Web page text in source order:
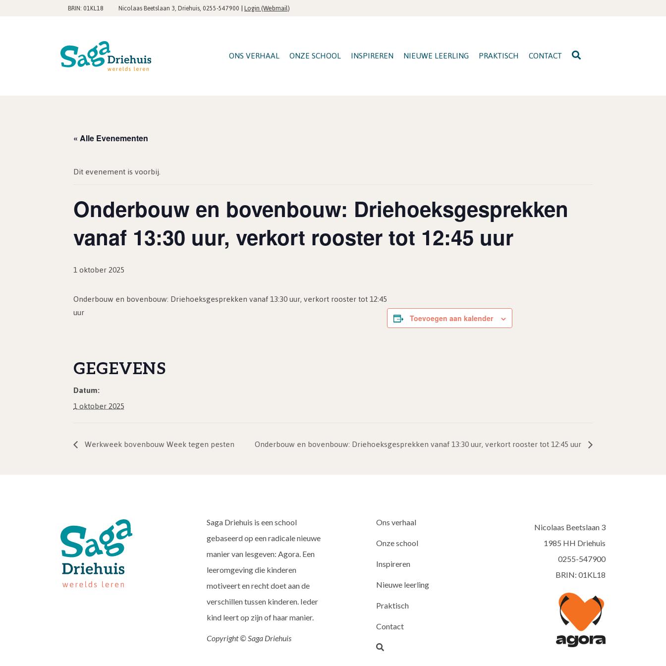
BRIN: 01KL18 Nicolaas Beetslaan 3, Driehuis, 0255-547900 |Login (Webmail)
ONS VERHAAL ONZE SCHOOL INSPIREREN NIEUWE LEERLING PRAKTISCH CONTACT
« Alle Evenementen
Dit evenement is voorbij.
Onderbouw en bovenbouw: Driehoeksgesprekken
vanaf 13:30 uur, verkort rooster tot 12:45 uur
1 oktober 2025
Onderbouw en bovenbouw: Driehoeksgesprekken vanaf 13:30 uur, verkort rooster tot 12:45
uur
Toevoegen aan kalender
GEGEVENS
Datum:
1 oktober 2025
Werkweek bovenbouw Week tegen pesten Onderbouw en bovenbouw: Driehoeksgesprekken vanaf 13:30 uur, verkort rooster tot 12:45 uur
Saga Driehuis is een school
gebaseerd op een radicale nieuwe
manier van lesgeven: Agora. Een
leeromgeving die kinderen
motiveert en recht doet aan de
verschillen tussen kinderen. Ieder
kind leert op zijn of haar manier.
Copyright © Saga Driehuis
Ons verhaal
Onze school
Inspireren
Nieuwe leerling
Praktisch
Contact
Nicolaas Beetslaan 3
1985 HH Driehuis
0255-547900
BRIN: 01KL18